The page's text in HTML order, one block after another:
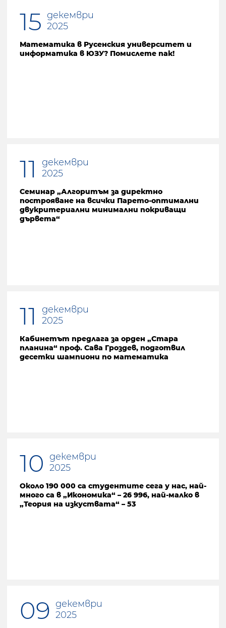
15 декември
2025
Математика в Русенския университет и
информатика в ЮЗУ? Помислете пак!
11
декември
2025
Семинар „Алгоритъм за директно
построяване на всички Парето-оптимални
двукритериални минимални покриващи
дървета“
11
декември
2025
Кабинетът предлага за орден „Стара
планина“ проф. Сава Гроздев, подготвил
десетки шампиони по математика
10
декември
2025
Около 190 000 са студентите сега у нас, най-
много са в „Икономика“ – 26 996, най-малко в
„Теория на изкуствата“ – 53
09 декември
2025